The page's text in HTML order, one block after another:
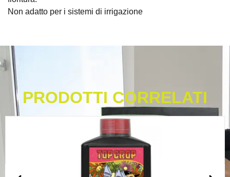
Non adatto per i sistemi di irrigazione
PRODOTTI CORRELATI